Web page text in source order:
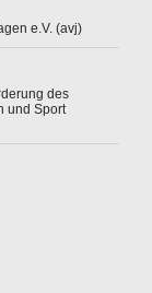
e.V. (avj)
des
und Sport